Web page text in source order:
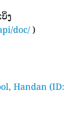
ງ
doc/ )
Handan (ID: